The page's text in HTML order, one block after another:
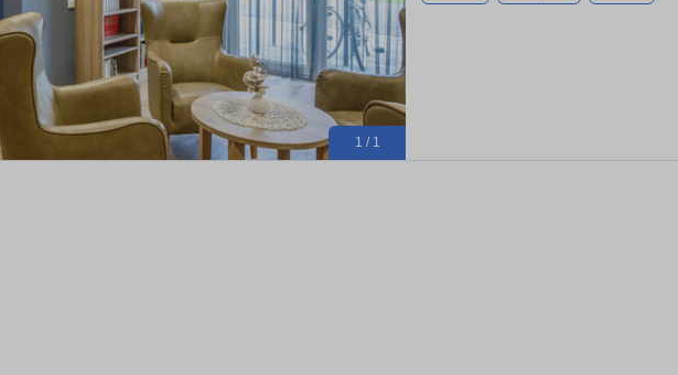
1 / 1